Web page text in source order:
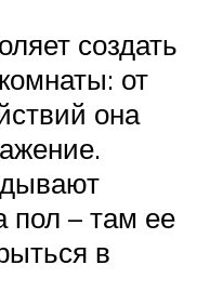
создать
от
она
пол – там ее
в